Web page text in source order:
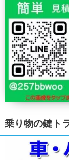
乗り物の鍵ト